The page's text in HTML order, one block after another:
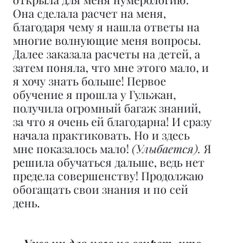
Она сделала расчет на меня,
благодаря чему я нашла ответы на
многие волнующие меня вопросы.
Далее заказала расчеты на детей, а
затем поняла, что мне этого мало, и
я хочу знать больше! Первое
обучение я прошла у Гульжан,
получила огромный багаж знаний,
за что я очень ей благодарна! И сразу
начала практиковать. Но и здесь
мне показалось мало! (Улыбается). Я
решила обучаться дальше, ведь нет
предела совершенству! Продолжаю
обогащать свои знания и по сей
день.